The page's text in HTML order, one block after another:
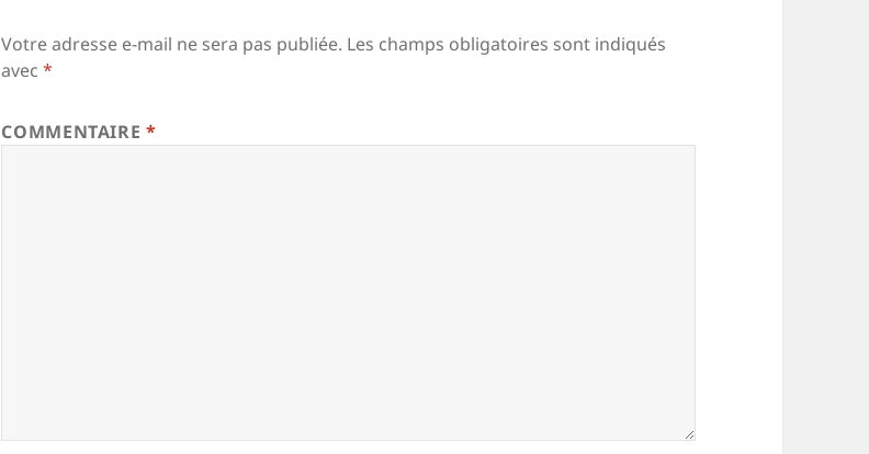
Votre adresse e-mail ne sera pas publiée. Les champs obligatoires sont indiqués
avec*
COMMENTAIRE*